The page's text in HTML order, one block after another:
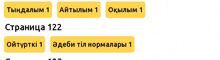
Тыңдалым 1 Айтылым 1 Оқылым 1
Страница 122
Ойтүрткі 1 Әдеби тіл нормалары 1